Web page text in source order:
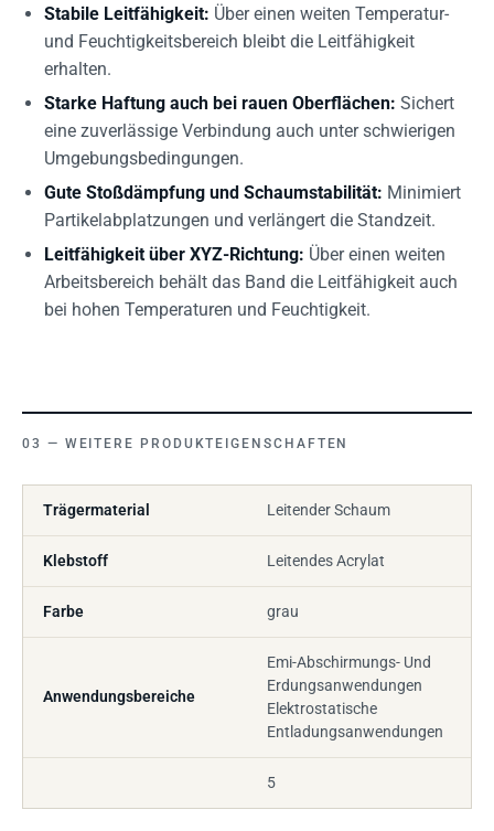
Stabile Leitfähigkeit: Über einen weiten Temperatur-
und Feuchtigkeitsbereich bleibt die Leitfähigkeit
erhalten.
Starke Haftung auch bei rauen Oberflächen: Sichert
eine zuverlässige Verbindung auch unter schwierigen
Umgebungsbedingungen.
Gute Stoßdämpfung und Schaumstabilität: Minimiert
Partikelabplatzungen und verlängert die Standzeit.
Leitfähigkeit über XYZ-Richtung: Über einen weiten
Arbeitsbereich behält das Band die Leitfähigkeit auch
bei hohen Temperaturen und Feuchtigkeit.
WEITERE PRODUKTEIGENSCHAFTEN
Trägermaterial Leitender Schaum
Klebstoff Leitendes Acrylat
Farbe grau
Anwendungsbereiche
Emi-Abschirmungs- Und
Erdungsanwendungen
Elektrostatische
Entladungsanwendungen
5